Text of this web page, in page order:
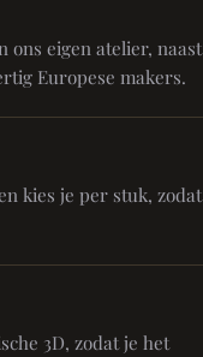
ons eigen atelier, naast
Europese makers.
kies je per stuk, zodat
3D, zodat je het